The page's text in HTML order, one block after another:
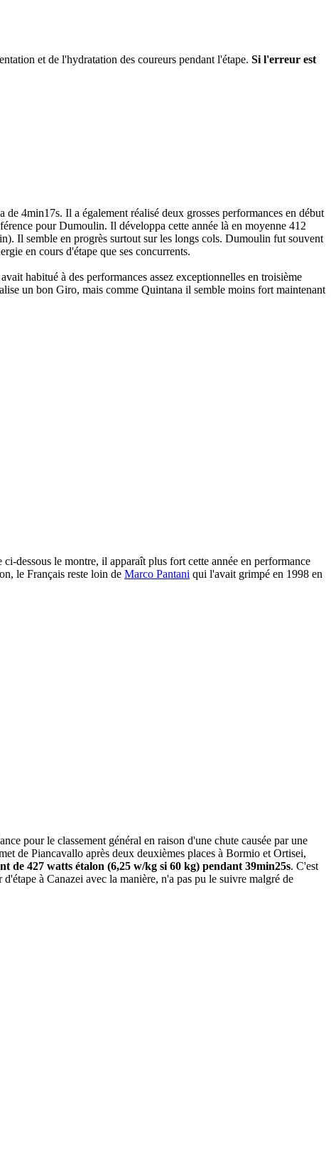
et de l'hydratation des coureurs pendant l'étape. Si l'erreur est
4min17s. Il a également réalisé deux grosses performances en début
pour Dumoulin. Il développa cette année là en moyenne 412
Il semble en progrès surtout sur les longs cols. Dumoulin fut souvent
en cours d'étape que ses concurrents.
habitué à des performances assez exceptionnelles en troisième
un bon Giro, mais comme Quintana il semble moins fort maintenant
dessous le montre, il apparaît plus fort cette année en performance
le Français reste loin de Marco Pantani qui l'avait grimpé en 1998 en
pour le classement général en raison d'une chute causée par une
de Piancavallo après deux deuxièmes places à Bormio et Ortisei,
de 427 watts étalon (6,25 w/kg si 60 kg) pendant 39min25s. C'est
d'étape à Canazei avec la manière, n'a pas pu le suivre malgré de